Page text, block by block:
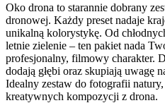
Oko drona to starannie dobrany
dronowej. Każdy preset nadaje
unikalną kolorystykę. Od
letnie zielenie – ten pakiet nada
profesjonalny, filmowy charakter.
dodają głębi oraz skupiają uwagę
Idealny zestaw do fotografii
kreatywnych kompozycji z drona.